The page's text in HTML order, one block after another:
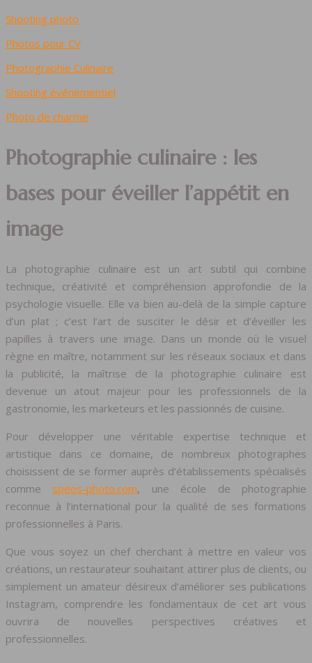
Shooting photo
Photos pour CV
Photographie Culinaire
Shooting événementiel
Photo de charme
Photographie culinaire : les
bases pour éveiller l’appétit en
image
La photographie culinaire est un art subtil qui combine
technique, créativité et compréhension approfondie de la
psychologie visuelle. Elle va bien au-delà de la simple capture
d’un plat ; c’est l’art de susciter le désir et d’éveiller les
papilles à travers une image. Dans un monde où le visuel
règne en maître, notamment sur les réseaux sociaux et dans
la publicité, la maîtrise de la photographie culinaire est
devenue un atout majeur pour les professionnels de la
gastronomie, les marketeurs et les passionnés de cuisine.
Pour développer une véritable expertise technique et
artistique dans ce domaine, de nombreux photographes
choisissent de se former auprès d’établissements spécialisés
comme speos-photo.com, une école de photographie
reconnue à l’international pour la qualité de ses formations
professionnelles à Paris.
Que vous soyez un chef cherchant à mettre en valeur vos
créations, un restaurateur souhaitant attirer plus de clients, ou
simplement un amateur désireux d’améliorer ses publications
Instagram, comprendre les fondamentaux de cet art vous
ouvrira de nouvelles perspectives créatives et
professionnelles.